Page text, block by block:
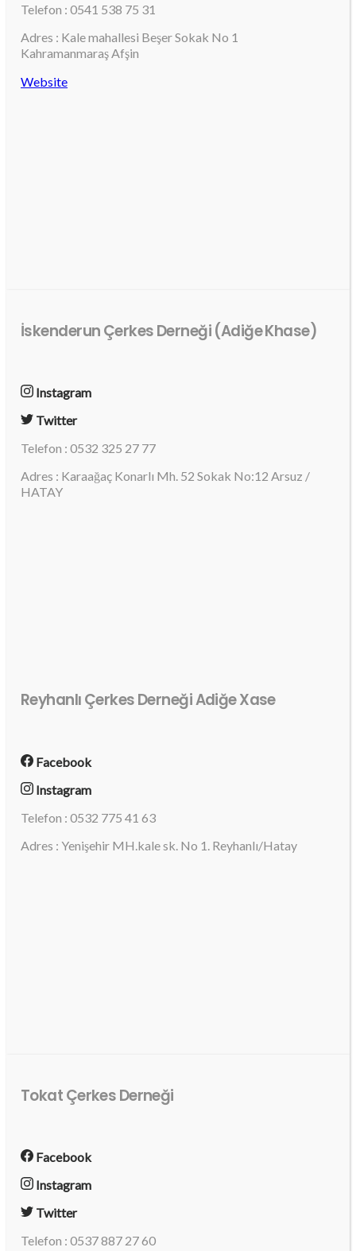
Telefon : 0541 538 75 31
Adres : Kale mahallesi Beşer Sokak No 1
Kahramanmaraş Afşin
Website
İskenderun Çerkes Derneği (Adiğe Khase)
Instagram
Twitter
Telefon : 0532 325 27 77
Adres : Karaağaç Konarlı Mh. 52 Sokak No:12 Arsuz /
HATAY
Reyhanlı Çerkes Derneği Adiğe Xase
Facebook
Instagram
Telefon : 0532 775 41 63
Adres : Yenişehir MH.kale sk. No 1. Reyhanlı/Hatay
Tokat Çerkes Derneği
Facebook
Instagram
Twitter
Telefon : 0537 887 27 60